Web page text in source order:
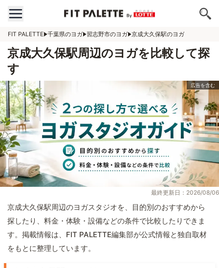
FIT PALETTE 千葉県のヨガ 習志野市のヨガ 京成大久保駅のヨガ
京成大久保駅周辺のヨガを比較して探
す
最終更新日：2026/08/06
京成大久保駅周辺のヨガスタジオを、目的別のおすすめから
探したり、料金・体験・設備などの条件で比較したりできま
す。掲載情報は、FIT PALETTE編集部が公式情報と独自取材
をもとに整理しています。